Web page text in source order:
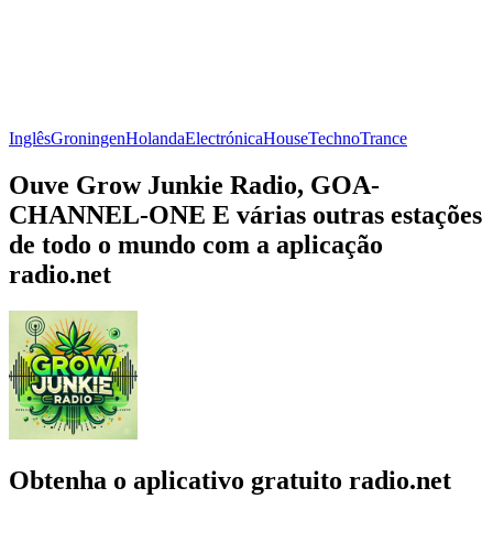
InglêsGroningenHolandaElectrónicaHouseTechnoTrance
Ouve Grow Junkie Radio, GOA-
CHANNEL-ONE E várias outras estações
de todo o mundo com a aplicação
radio.net
Obtenha o aplicativo gratuito radio.net